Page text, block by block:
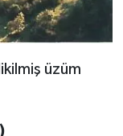
üzüm